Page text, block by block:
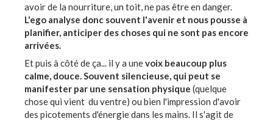
avoir de la nourriture, un toit, ne pas être en danger.
L'ego analyse donc souvent l'avenir et nous pousse à
planifier, anticiper des choses qui ne sont pas encore
arrivées.
Et puis à côté de ça... il y a unevoix beaucoup plus
calme, douce. Souvent silencieuse, qui peut se
manifester par une sensation physique (quelque
chose qui vient du ventre) ou bien l'impression d'avoir
des picotements d'énergie dans les mains. Il s'agit de